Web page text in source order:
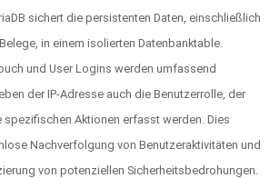
sichert die persistenten Daten, einschließlich
in einem isolierten Datenbanktable.
und User Logins werden umfassend
der IP-Adresse auch die Benutzerrolle, der
Aktionen erfasst werden. Dies
Nachverfolgung von Benutzeraktivitäten und
von potenziellen Sicherheitsbedrohungen.